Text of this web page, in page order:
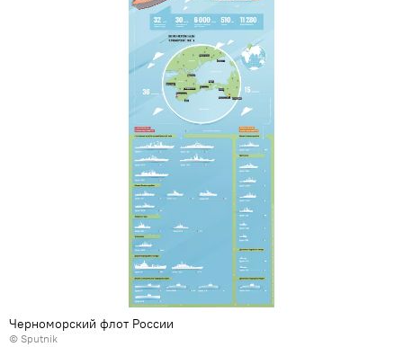
Черноморский флот России
© Sputnik